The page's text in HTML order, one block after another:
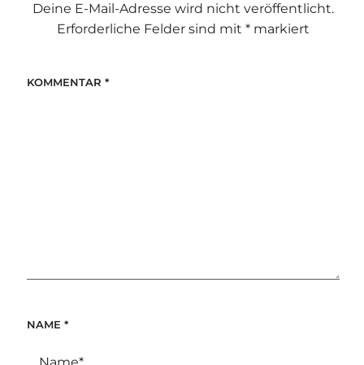
Deine E-Mail-Adresse wird nicht veröffentlicht.
Erforderliche Felder sind mit *markiert
KOMMENTAR *
NAME *